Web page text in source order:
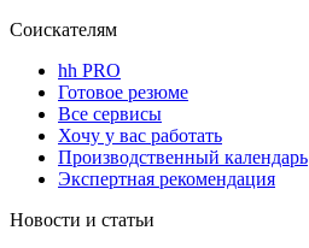
Соискателям
hh PRO
Готовое резюме
Все сервисы
Хочу у вас работать
Производственный календарь
Экспертная рекомендация
Новости и статьи